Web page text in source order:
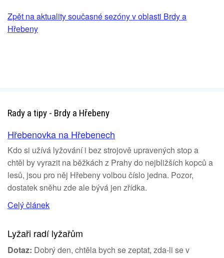
Zpět na aktuality současné sezóny v oblasti Brdy a
Hřebeny
Rady a tipy - Brdy a Hřebeny
Hřebenovka na Hřebenech
Kdo si užívá lyžování i bez strojově upravených stop a
chtěl by vyrazit na běžkách z Prahy do nejbližších kopců a
lesů, jsou pro něj Hřebeny volbou číslo jedna. Pozor,
dostatek sněhu zde ale bývá jen zřídka.
Celý článek
Lyžaři radí lyžařům
Dotaz: Dobrý den, chtěla bych se zeptat, zda-li se v